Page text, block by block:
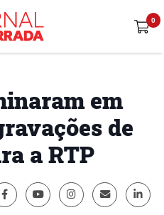
em
de
a RTP